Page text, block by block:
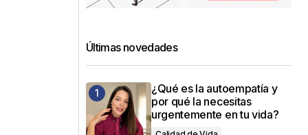
Últimas novedades
¿Qué es la autoempatía y
por qué la necesitas
urgentemente en tu vida?